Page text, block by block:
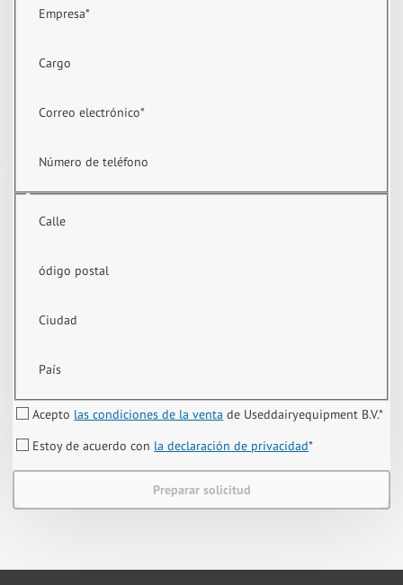
Empresa*
Cargo
Correo electrónico*
Número de teléfono
Calle
ódigo postal
Ciudad
País
Acepto las condiciones de la venta de Useddairyequipment B.V.*
Estoy de acuerdo con la declaración de privacidad*
Preparar solicitud